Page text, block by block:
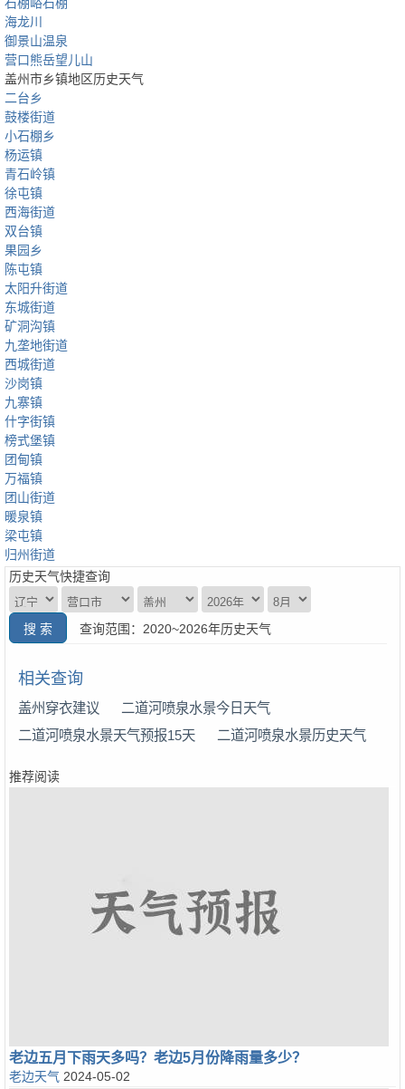
海龙川
御景山温泉
营口熊岳望儿山
盖州市乡镇地区历史天气
二台乡
鼓楼街道
小石棚乡
杨运镇
青石岭镇
徐屯镇
西海街道
双台镇
果园乡
陈屯镇
太阳升街道
东城街道
矿洞沟镇
九垄地街道
西城街道
沙岗镇
九寨镇
什字街镇
榜式堡镇
团甸镇
万福镇
团山街道
暖泉镇
梁屯镇
归州街道
历史天气快捷查询
查询范围：2020~2026年历史天气
相关查询
盖州穿衣建议
二道河喷泉水景今日天气
二道河喷泉水景天气预报15天
二道河喷泉水景历史天气
推荐阅读
老边五月下雨天多吗？老边5月份降雨量多少？
老边天气 2024-05-02